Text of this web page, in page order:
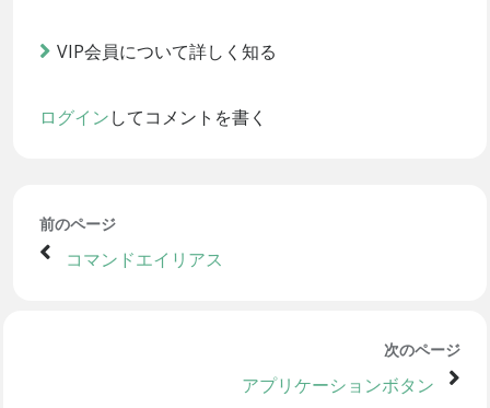
VIP会員について詳しく知る
ログインしてコメントを書く
前のページ
コマンドエイリアス
次のページ
アプリケーションボタン